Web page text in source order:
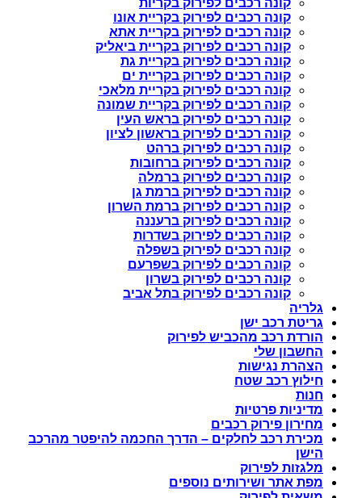
קונה רכבים לפירוק בקריית אונו
קונה רכבים לפירוק בקריית אתא
קונה רכבים לפירוק בקריית ביאליק
קונה רכבים לפירוק בקריית גת
קונה רכבים לפירוק בקריית ים
קונה רכבים לפירוק בקריית מלאכי
קונה רכבים לפירוק בקריית שמונה
קונה רכבים לפירוק בראש העין
קונה רכבים לפירוק בראשון לציון
קונה רכבים לפירוק ברהט
קונה רכבים לפירוק ברחובות
קונה רכבים לפירוק ברמלה
קונה רכבים לפירוק ברמת גן
קונה רכבים לפירוק ברמת השרון
קונה רכבים לפירוק ברעננה
קונה רכבים לפירוק בשדרות
קונה רכבים לפירוק בשפלה
קונה רכבים לפירוק בשפרעם
קונה רכבים לפירוק בשרון
קונה רכבים לפירוק בתל אביב
גלריה
גריטת רכב ישן
הורדת רכב מהכביש לפירוק
החשבון שלי
הצהרת נגישות
חילוץ רכב שטח
חנות
מדיניות פרטיות
מחירון פירוק רכבים
מכירת רכב לחלקים – הדרך החכמה להיפטר מהרכב
הישן
מלגזות לפירוק
מפת אתר ושירותים נוספים